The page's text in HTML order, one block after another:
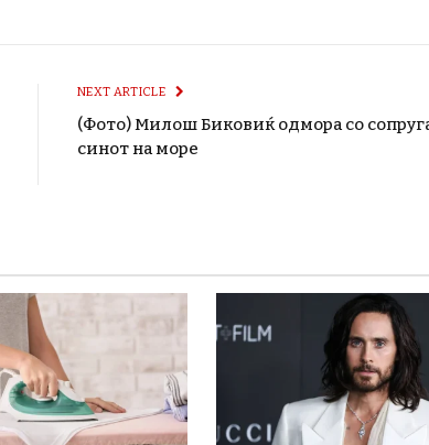
NEXT ARTICLE
(Фото) Милош Биковиќ одмора со
синот на море